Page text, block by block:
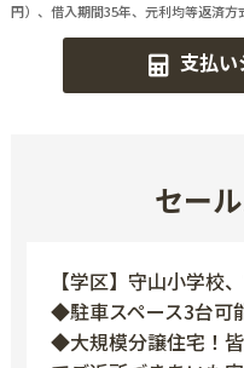
円）、借入期間35年、元利均等返済
支払い
セー
【学区】守山小学校
◆駐車スペース3台可
◆大規模分譲住宅！